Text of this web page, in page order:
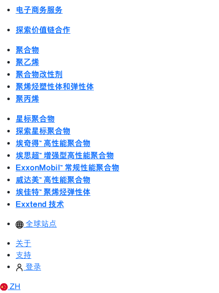
电子商务服务
探索价值链合作
聚合物
聚乙烯
聚合物改性剂
聚烯烃塑性体和弹性体
聚丙烯
星标聚合物
探索星标聚合物
埃奇得™ 高性能聚合物
埃思超™ 增强型高性能聚合物
ExxonMobil™ 常规性能聚合物
威达美™ 高性能聚合物
埃佳特™ 聚烯烃弹性体
Exxtend 技术
全球站点
关于
支持
登录
ZH